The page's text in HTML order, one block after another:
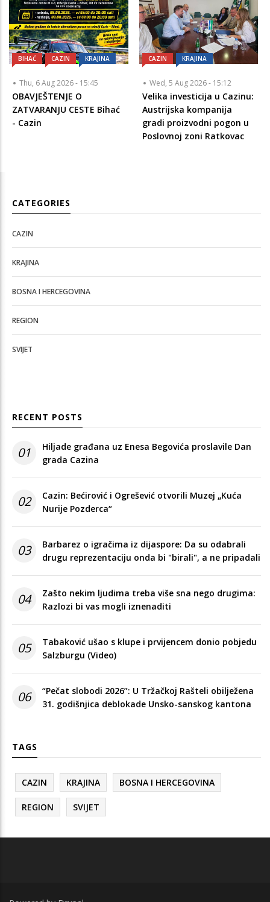
BIHAĆ CAZIN KRAJINA
Thu, 6 Aug 2026 - 15:45
OBAVJEŠTENJE O
ZATVARANJU CESTE Bihać
- Cazin
CAZIN KRAJINA
Wed, 5 Aug 2026 - 15:12
Velika investicija u Cazinu:
Austrijska kompanija
gradi proizvodni pogon u
Poslovnoj zoni Ratkovac
CATEGORIES
CAZIN
KRAJINA
BOSNA I HERCEGOVINA
REGION
SVIJET
RECENT POSTS
01
Hiljade građana uz Enesa Begovića proslavile Dan
grada Cazina
02
Cazin: Bećirović i Ogrešević otvorili Muzej „Kuća
Nurije Pozderca“
03
Barbarez o igračima iz dijaspore: Da su odabrali
drugu reprezentaciju onda bi "birali", a ne pripadali
04
Zašto nekim ljudima treba više sna nego drugima:
Razlozi bi vas mogli iznenaditi
05
Tabaković ušao s klupe i prvijencem donio pobjedu
Salzburgu (Video)
06
“Pečat slobodi 2026”: U Tržačkoj Rašteli obilježena
31. godišnjica deblokade Unsko-sanskog kantona
TAGS
CAZIN KRAJINA BOSNA I HERCEGOVINA
REGION SVIJET